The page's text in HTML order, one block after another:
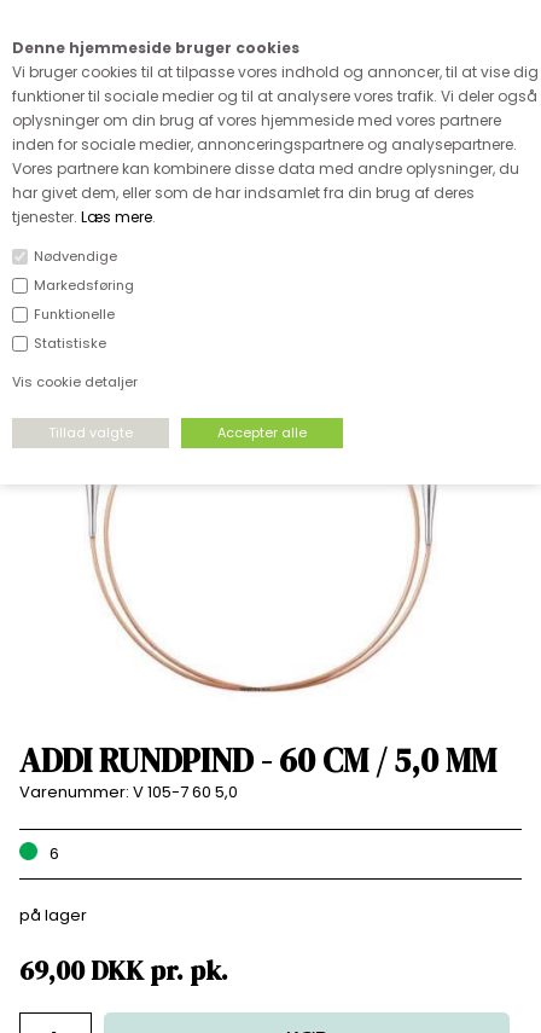
Denne hjemmeside bruger cookies
Vi bruger cookies til at tilpasse vores indhold og annoncer, til at vise dig
funktioner til sociale medier og til at analysere vores trafik. Vi deler også
oplysninger om din brug af vores hjemmeside med vores partnere
inden for sociale medier, annonceringspartnere og analysepartnere.
Vores partnere kan kombinere disse data med andre oplysninger, du
har givet dem, eller som de har indsamlet fra din brug af deres
tjenester. Læs mere.
Nødvendige
Markedsføring
Funktionelle
Statistiske
Vis cookie detaljer
FORSIDE›GARN›STRIKKETILBEHØR
ADDI RUNDPIND - 60 CM / 5,0 MM
Varenummer: V 105-7 60 5,0
6
på lager
69,00DKKpr. pk.